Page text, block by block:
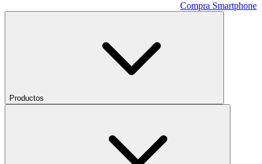
Compra Smartphone
Productos